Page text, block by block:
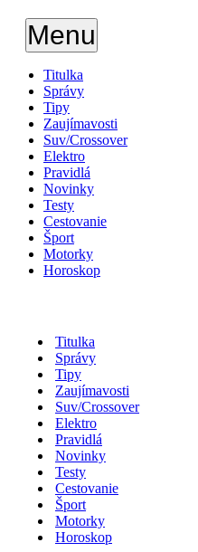
Menu
Titulka
Správy
Tipy
Zaujímavosti
Suv/Crossover
Elektro
Pravidlá
Novinky
Testy
Cestovanie
Šport
Motorky
Horoskop
Titulka
Správy
Tipy
Zaujímavosti
Suv/Crossover
Elektro
Pravidlá
Novinky
Testy
Cestovanie
Šport
Motorky
Horoskop